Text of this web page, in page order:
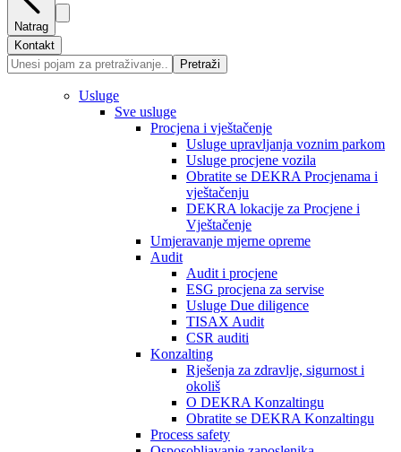
Natrag
Kontakt
Pretraži
Usluge
Sve usluge
Procjena i vještačenje
Usluge upravljanja voznim parkom
Usluge procjene vozila
Obratite se DEKRA Procjenama i
vještačenju
DEKRA lokacije za Procjene i
Vještačenje
Umjeravanje mjerne opreme
Audit
Audit i procjene
ESG procjena za servise
Usluge Due diligence
TISAX Audit
CSR auditi
Konzalting
Rješenja za zdravlje, sigurnost i
okoliš
O DEKRA Konzaltingu
Obratite se DEKRA Konzaltingu
Process safety